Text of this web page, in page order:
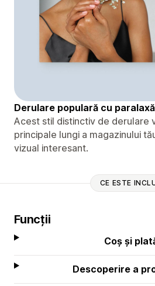
Derulare populară cu paralaxă
Acest stil distinctiv de derulare
principale lungi a magazinului
vizual interesant.
CE ESTE
Funcții
Coș și
Descoperire a